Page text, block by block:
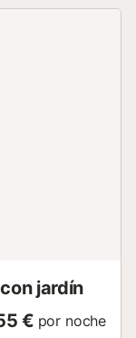
jardín
€ por noche